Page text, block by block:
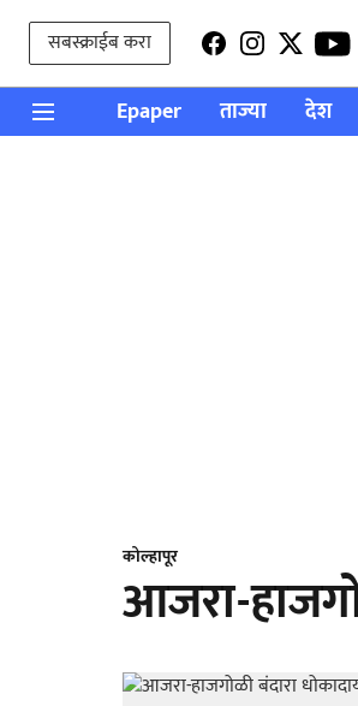
सबस्क्राईब करा
Epaper ताज्या देश
कोल्हापूर
आजरा-